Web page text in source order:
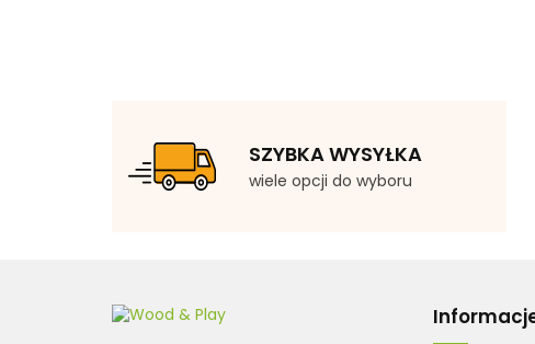
SZYBKA WYSYŁKA
wiele opcji do wyboru